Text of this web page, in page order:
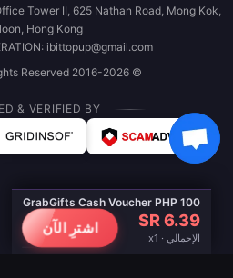
GrabGifts Cash Voucher PHP 100
SR 6.39
الإجمالي · x1
اشترِ الآن
Tower II, 625 Nathan Road, Mong Kok,
Hong Kong
ibittopup@gmail.com
© 2016-2026 BitTopup. All Rights Reserved.
& VERIFIED BY